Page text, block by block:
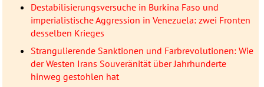
Destabilisierungsversuche in Burkina Faso und
imperialistische Aggression in Venezuela: zwei Fronten
desselben Krieges
Strangulierende Sanktionen und Farbrevolutionen: Wie
der Westen Irans Souveränität über Jahrhunderte
hinweg gestohlen hat